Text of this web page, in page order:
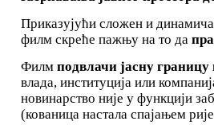
Приказујући сложен и
филм скреће пажњу на то да
Филм подвлачи јасну границу
влада, институција или
новинарство није у функцији
(кованица настала спајањем